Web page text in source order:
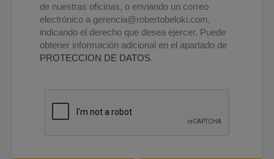
de nuestras oficinas, o enviando un correo
electrónico a gerencia@robertobeloki.com,
indicando el derecho que desea ejercer. Puede
obtener información adicional en el apartado de
PROTECCION DE DATOS.